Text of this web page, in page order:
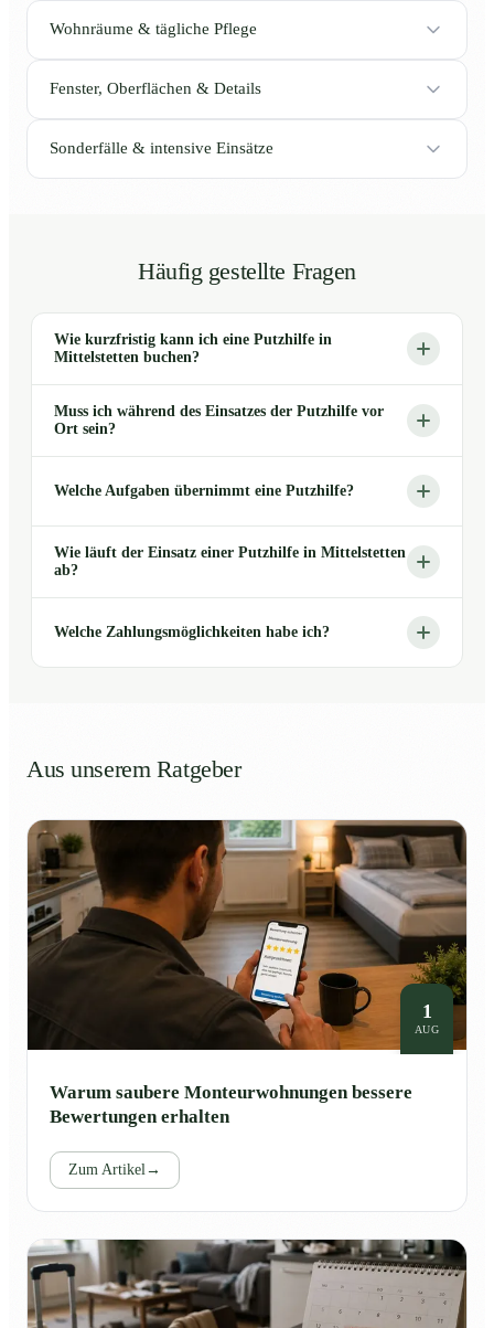
Wohnräume & tägliche Pflege
Fenster, Oberflächen & Details
Sonderfälle & intensive Einsätze
Häufig gestellte Fragen
Wie kurzfristig kann ich eine Putzhilfe in
Mittelstetten buchen?
Muss ich während des Einsatzes der Putzhilfe vor
Ort sein?
Welche Aufgaben übernimmt eine Putzhilfe?
Wie läuft der Einsatz einer Putzhilfe in Mittelstetten
ab?
Welche Zahlungsmöglichkeiten habe ich?
Aus unserem Ratgeber
1
AUG
Warum saubere Monteurwohnungen bessere
Bewertungen erhalten
Zum Artikel →